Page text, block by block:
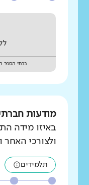
בבתי הספר
מודעות
באיזו מידה
ולצורכי האחר
תלמידים